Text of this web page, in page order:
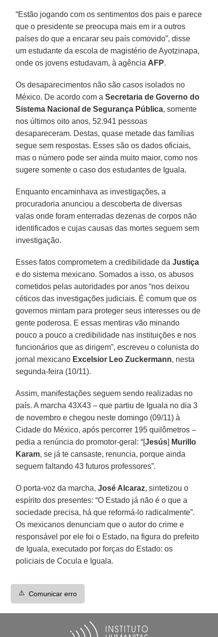
“Estão jogando com os sentimentos dos pais e parece
que o presidente se preocupa mais em ir a outros
países do que a encarar seu país comovido”, disse
um estudante da escola de magistério de Ayotzinapa,
onde os jovens estudavam, à agência AFP.
Os desaparecimentos não são casos isolados no
México. De acordo com aSecretaria de Governo do
Sistema Nacional de Segurança Pública, somente
nos últimos oito anos, 52.941 pessoas
desapareceram. Destas, quase metade das famílias
segue sem respostas. Esses são os dados oficiais,
mas o número pode ser ainda muito maior, como nos
sugere somente o caso dos estudantes de Iguala.
Enquanto encaminhava as investigações, a
procuradoria anunciou a descoberta de diversas
valas onde foram enterradas dezenas de corpos não
identificados e cujas causas das mortes seguem sem
investigação.
Esses fatos comprometem a credibilidade daJustiça
e do sistema mexicano. Somados a isso, os abusos
cometidos pelas autoridades por anos “nos deixou
céticos das investigações judiciais. É comum que os
governos mintam para proteger seus interesses ou de
gente poderosa. E essas mentiras vão minando
pouco a pouco a credibilidade nas instituições e nos
funcionários que as dirigem”, escreveu o colunista do
jornal mexicano Excelsior Leo Zuckermann, nesta
segunda-feira (10/11).
Assim, manifestações seguem sendo realizadas no
país. A marcha 43X43 – que partiu de Iguala no dia 3
de novembro e chegou neste domingo (09/11) à
Cidade do México, após percorrer 195 quilômetros –
pedia a renúncia do promotor-geral: “[Jesús] Murillo
Karam, se já te cansaste, renuncia, porque ainda
seguem faltando 43 futuros professores”.
O porta-voz da marcha, José Alcaraz, sintetizou o
espírito dos presentes: “O Estado já não é o que a
sociedade precisa, há que reformá-lo radicalmente”.
Os mexicanos denunciam que o autor do crime e
responsável por ele foi o Estado, na figura do prefeito
de Iguala, executado por forças do Estado: os
policiais de Cocula e Iguala.
⚠️ Comunicar erro